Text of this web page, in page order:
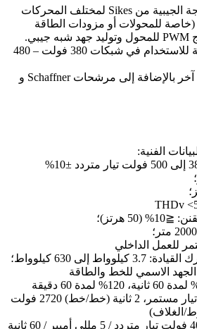
تم تصميم مرشحات الموجة الجيبية من Sikes لمختلف المحركات
المؤازرة في أنظمة VSD (خاصة للمحولات أو مزودات الطاقة
التبديلية) لتغيير جهد الخرج PWM للمحول وتوليد جهد شبه جيبي.
السلسلة السلبية مخصصة للاستخدام في شبكات 380 فولت – 480
تقدم Sikes خيارًا اقتصاديًا آخر بالإضافة إلى مرشحات Schaffner و
الفنية:
هرتز)؛
للعمل الداخلي
إلى 630 كيلوواط؛
جهد الاختبار: 2240 فولت تيار مستمر، 2 ثانية (خط/خط) 2720 فولت